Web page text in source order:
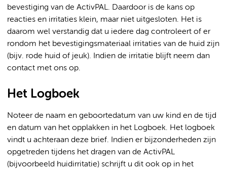
bevestiging van de ActivPAL. Daardoor is de kans op
reacties en irritaties klein, maar niet uitgesloten. Het is
daarom wel verstandig dat u iedere dag controleert of er
rondom het bevestigingsmateriaal irritaties van de huid zijn
(bijv. rode huid of jeuk). Indien de irritatie blijft neem dan
contact met ons op.
Het Logboek
Noteer de naam en geboortedatum van uw kind en de tijd
en datum van het opplakken in het Logboek. Het logboek
vindt u achteraan deze brief. Indien er bijzonderheden zijn
opgetreden tijdens het dragen van de ActivPAL
(bijvoorbeeld huidirritatie) schrijft u dit ook op in het